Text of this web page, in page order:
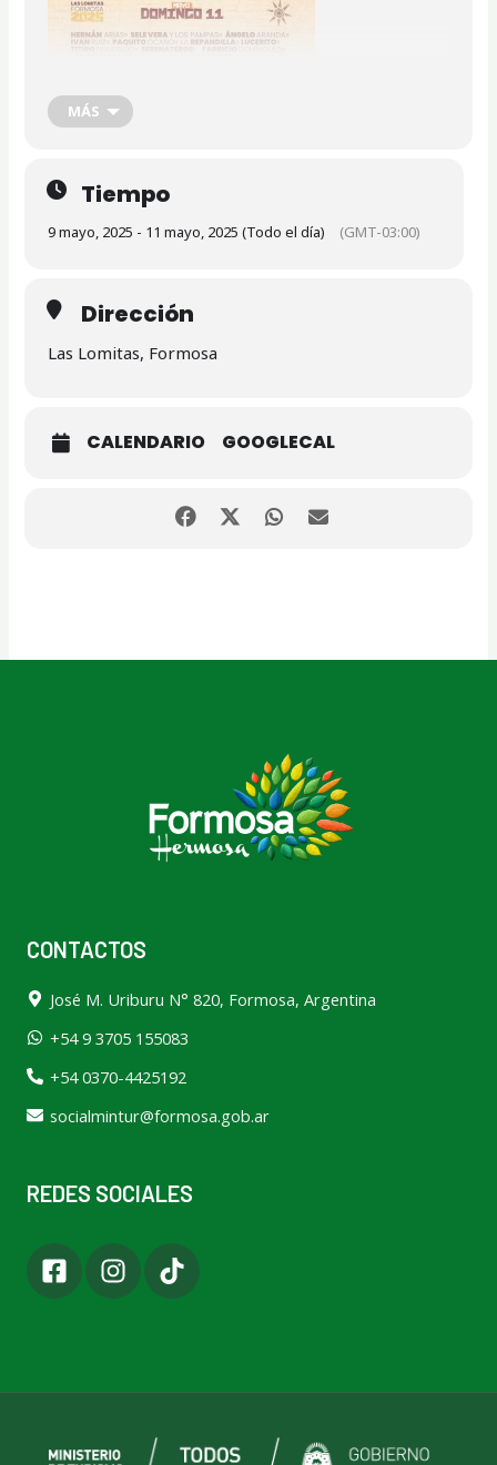
MÁS
Tiempo
9 mayo, 2025 - 11 mayo, 2025 (Todo el día) (GMT-03:00)
Dirección
Las Lomitas, Formosa
CALENDARIO GOOGLECAL
CONTACTOS
José M. Uriburu N° 820, Formosa, Argentina
+54 9 3705 155083
+54 0370-4425192
socialmintur@formosa.gob.ar
REDES SOCIALES